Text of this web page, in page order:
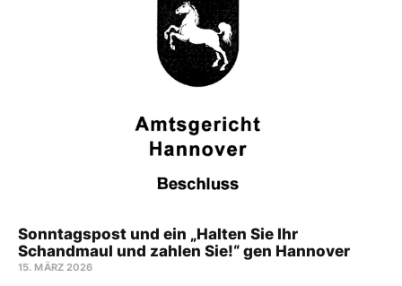
Sonntagspost und ein „Halten Sie Ihr
Schandmaul und zahlen Sie!“ gen Hannover
15. MÄRZ 2026